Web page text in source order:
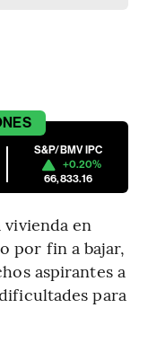
S&P/BMV IPC
+0.20%
66,833.16
en
por fin a bajar,
aspirantes a
para